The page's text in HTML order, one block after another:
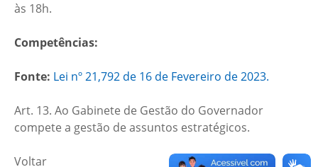
às 18h.
Competências:
Fonte: Lei nº 21,792 de 16 de Fevereiro de 2023.
Art. 13. Ao Gabinete de Gestão do Governador
compete a gestão de assuntos estratégicos.
Voltar